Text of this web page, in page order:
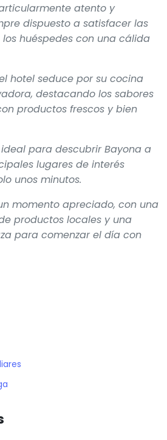
atento y
dispuesto a satisfacer las
huéspedes con una cálida
hotel seduce por su cocina
destacando los sabores
productos frescos y bien
para descubrir Bayona a
lugares de interés
unos minutos.
momento apreciado, con una
productos locales y una
para comenzar el día con